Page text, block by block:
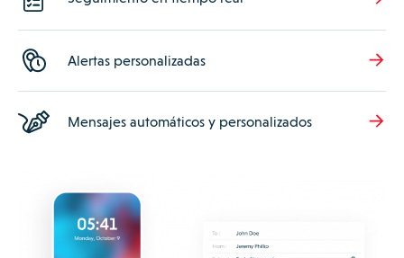
Alertas personalizadas
Mensajes automáticos y personalizados